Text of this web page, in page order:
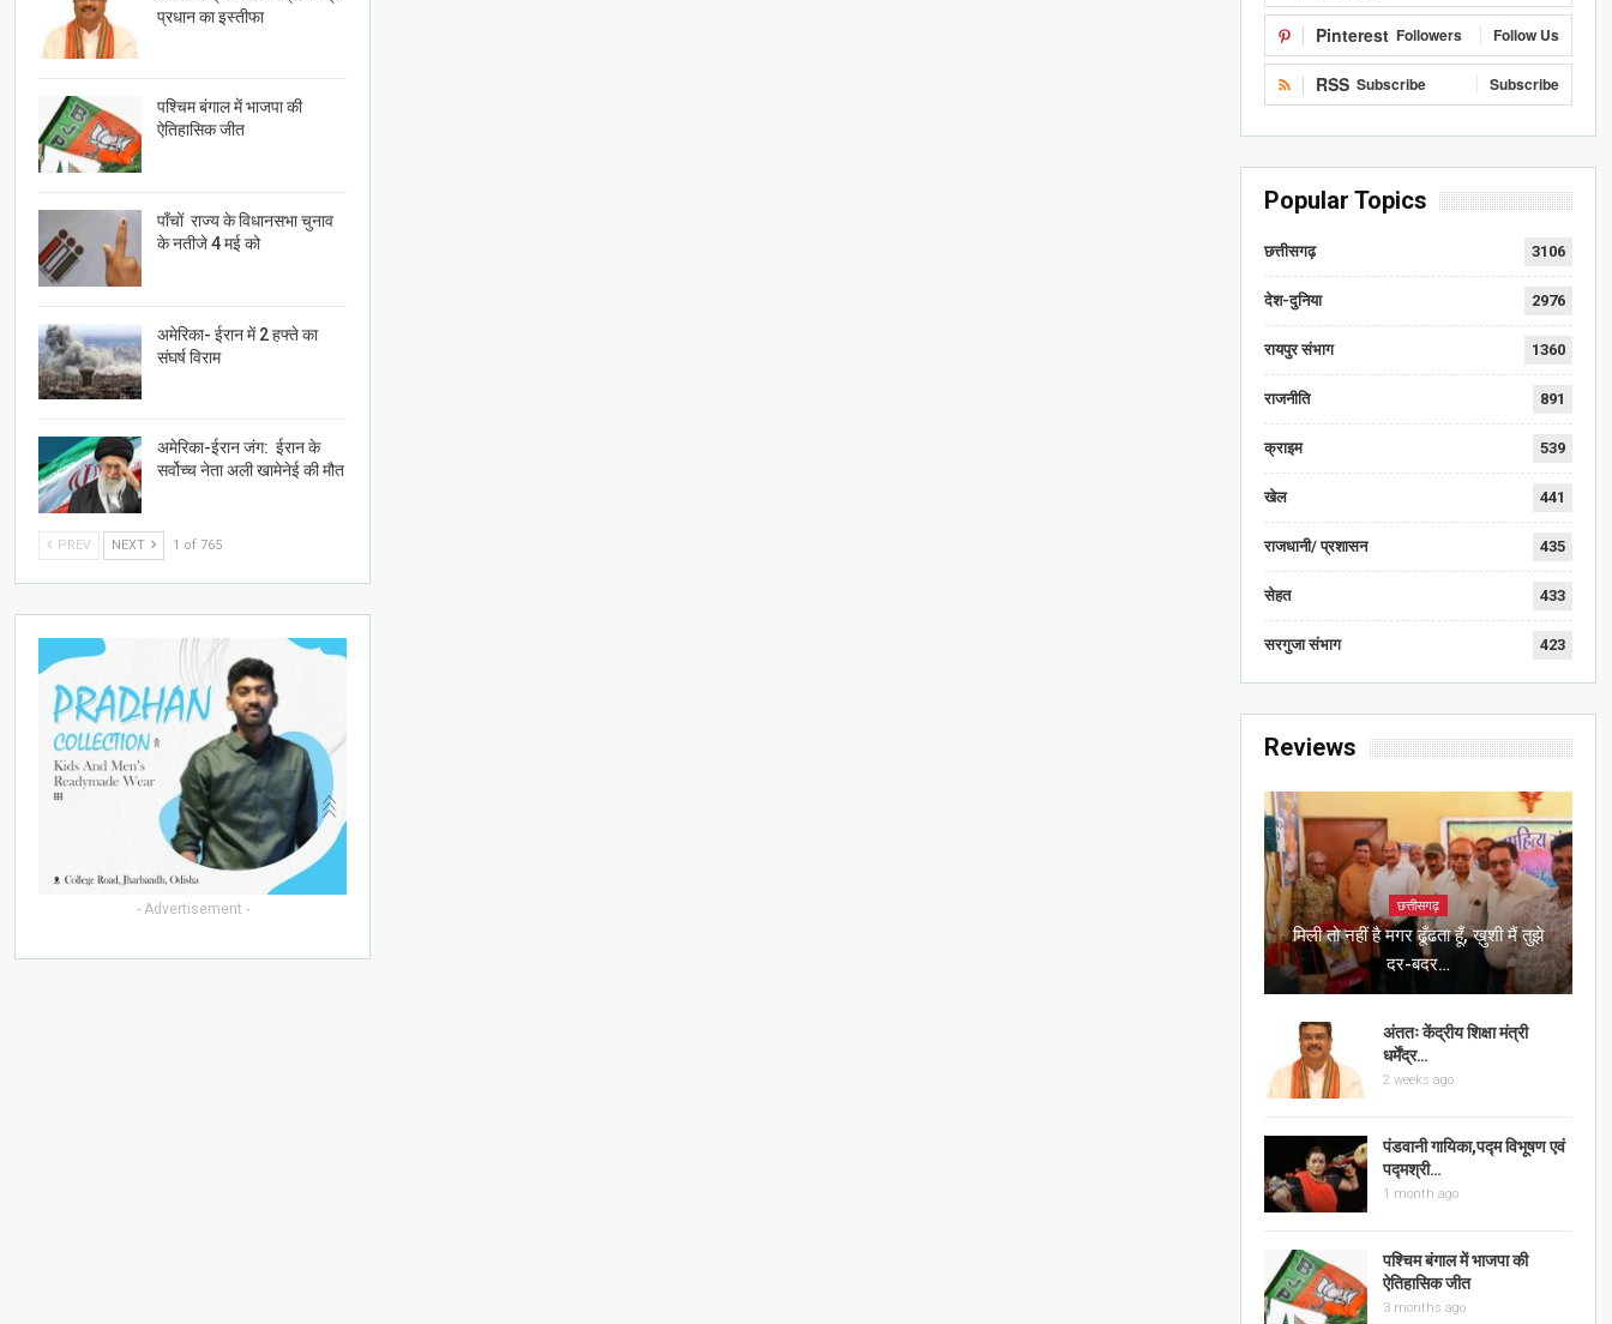
Pinterest Followers Follow Us
RSS Subscribe Subscribe
Popular Topics
छत्तीसगढ़ 3106
देश-दुनिया 2976
रायपुर संभाग 1360
राजनीति 891
क्राइम 539
खेल 441
राजधानी/ प्रशासन 435
सेहत 433
सरगुजा संभाग 423
Reviews
छत्तीसगढ़
मिली तो नहीं है मगर ढूँढता हूँ, ख़ुशी मैं तुझे
दर-बदर…
अंततः केंद्रीय शिक्षा मंत्री
धर्मेंद्र…
2 weeks ago
पंडवानी गायिका,पद्म विभूषण एवं
पद्मश्री…
1 month ago
पश्चिम बंगाल में भाजपा की
ऐतिहासिक जीत
3 months ago
प्रधान का इस्तीफा
पश्चिम बंगाल में भाजपा की
ऐतिहासिक जीत
पाँचों राज्य के विधानसभा चुनाव
के नतीजे 4 मई को
अमेरिका- ईरान में 2 हफ्ते का
संघर्ष विराम
अमेरिका-ईरान जंग: ईरान के
सर्वोच्च नेता अली खामेनेई की मौत
PREV NEXT 1 of 765
- Advertisement -